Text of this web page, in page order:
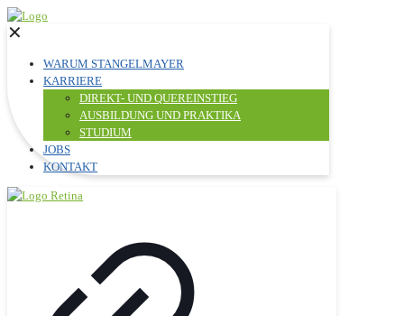
✕
WARUM STANGELMAYER
KARRIERE
DIREKT- UND QUEREINSTIEG
AUSBILDUNG UND PRAKTIKA
STUDIUM
JOBS
KONTAKT